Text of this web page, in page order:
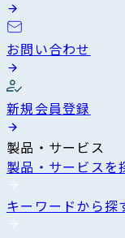
お問い合わせ
新規会員登録
製品・サービス
製品・サービスを
キーワードから探